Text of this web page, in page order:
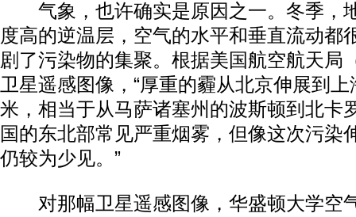
气象，也许确实是原因之一。冬季，
度高的逆温层，空气的水平和垂直流动都
剧了污染物的集聚。根据美国航空航天局
卫星遥感图像，“厚重的霾从北京伸展到
米，相当于从马萨诸塞州的波斯顿到北
国的东北部常见严重烟雾，但像这次污染
仍较为少见。”
对那幅卫星遥感图像，华盛顿大学空